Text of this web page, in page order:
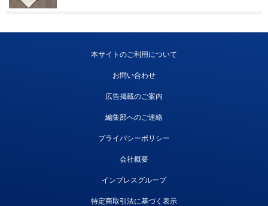
本サイトのご利用について
お問い合わせ
広告掲載のご案内
編集部へのご連絡
プライバシーポリシー
会社概要
インプレスグループ
特定商取引法に基づく表示